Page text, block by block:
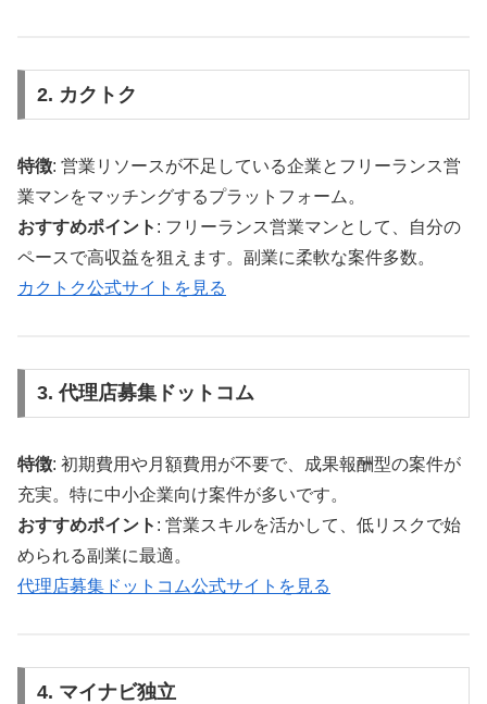
2. カクトク
特徴: 営業リソースが不足している企業とフリーランス営
業マンをマッチングするプラットフォーム。
おすすめポイント : フリーランス営業マンとして、自分の
ペースで高収益を狙えます。副業に柔軟な案件多数。
カクトク公式サイトを見る
3. 代理店募集ドットコム
特徴: 初期費用や月額費用が不要で、成果報酬型の案件が
充実。特に中小企業向け案件が多いです。
おすすめポイント : 営業スキルを活かして、低リスクで始
められる副業に最適。
代理店募集ドットコム公式サイトを見る
4. マイナビ独立